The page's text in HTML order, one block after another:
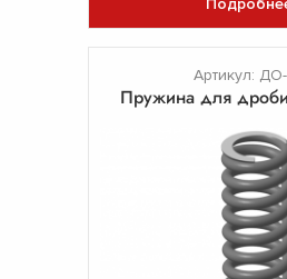
Артикул:
Пружина для